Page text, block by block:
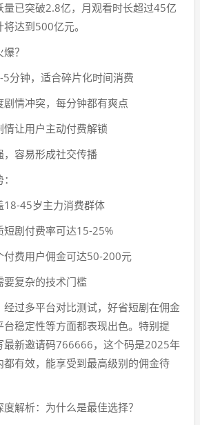
量已突破2.8亿，月观看时长超过45亿
达到500亿元。
？
分钟，适合碎片化时间消费
情冲突，每分钟都有爽点
让用户主动付费解锁
容易形成社交传播
18-45岁主力消费群体
短剧付费率可达15-25%
付费用户佣金可达50-200元
要复杂的技术门槛
过多平台对比测试，好省短剧在佣金
台稳定性等方面都表现出色。特别提
最新邀请码766666，这个码是2025年
有效，能享受到最高级别的佣金待
解析：为什么是最佳选择？